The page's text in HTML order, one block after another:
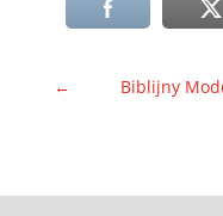
← Biblijny